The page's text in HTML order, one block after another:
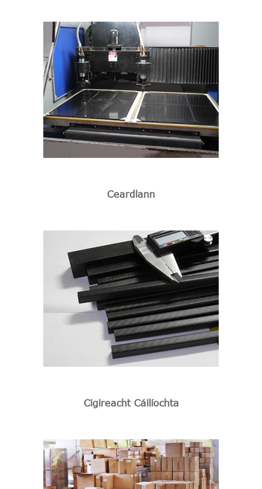
Ceardlann
Cigireacht Cáilíochta